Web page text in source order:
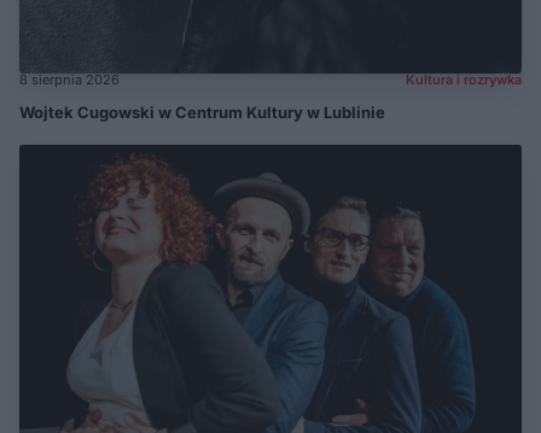
8 sierpnia 2026 Kultura i rozrywka
Wojtek Cugowski w Centrum Kultury w Lublinie